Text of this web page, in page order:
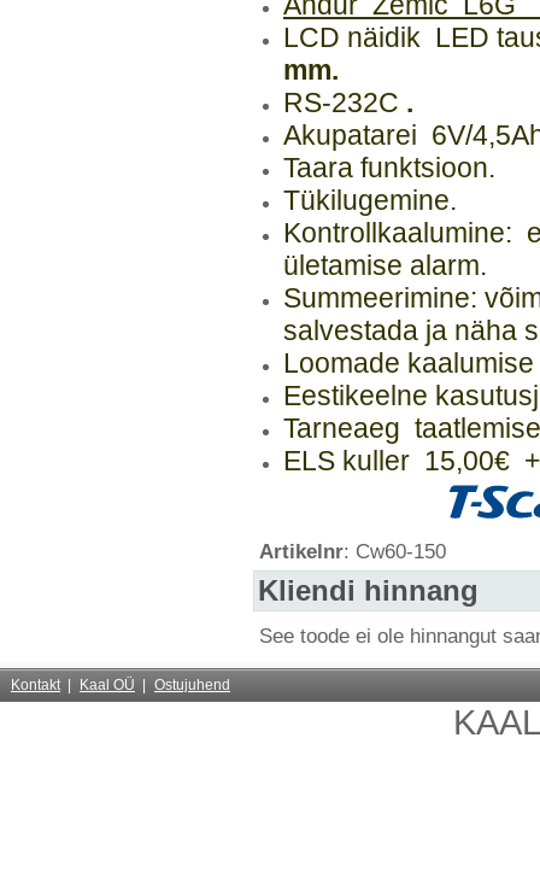
LCD näidik LED
mm.
RS-232C .
Akupatarei 6V/
Taara funktsioon.
Tükilugemine.
Kontrollkaalumine:
ületamise alarm.
Summeerimine:
salvestada ja näha
Loomade
Eestikeelne
Tarneaeg
ELS kuller 15,00€
Artikelnr: Cw60-150
Kliendi hinnang
See toode ei ole hinnangut
Kontakt Kaal OÜ Ostujuhend